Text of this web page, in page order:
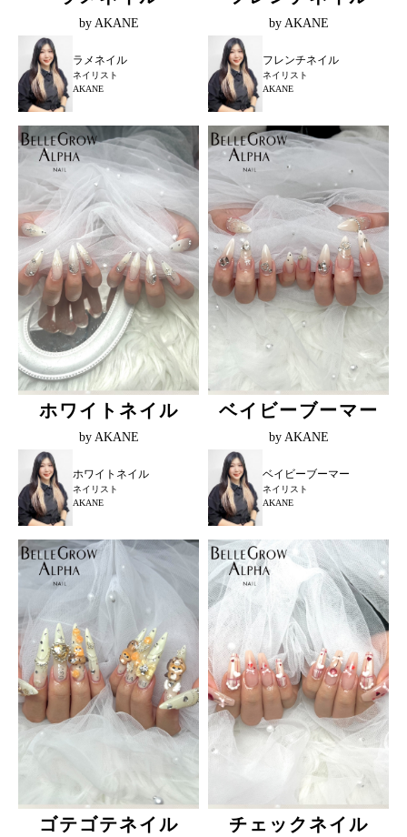
by AKANE
ラメネイル
ネイリスト
AKANE
by AKANE
フレンチネイル
ネイリスト
AKANE
ホワイトネイル
by AKANE
ホワイトネイル
ネイリスト
AKANE
ベイビーブーマー
by AKANE
ベイビーブーマー
ネイリスト
AKANE
ゴテゴテネイル チェックネイル